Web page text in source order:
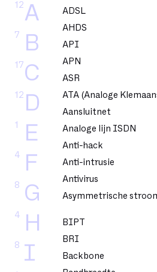
A
12
B
7
C
17
D
12
E
1
F
4
G
8
H
4
I
8
ADSL
AHDS
API
APN
ASR
ATA (Analoge
Aansluitnet
Analoge lijn ISDN
Anti-hack
Anti-intrusie
Antivirus
Asymmetrische
BIPT
BRI
Backbone